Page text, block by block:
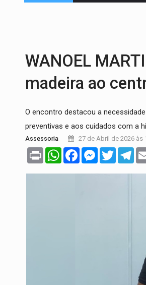
EXPANSÃO:
EXTENSÃO DE
VARIANDO O
PREJUÍZO AOS
COLUNA
WANOEL
madeira ao
O encontro destacou a
preventivas e aos cuidados com a
Assessoria 27 de Abril de 2026 às
Print WhatsAppFacebookMessenger
Twitter